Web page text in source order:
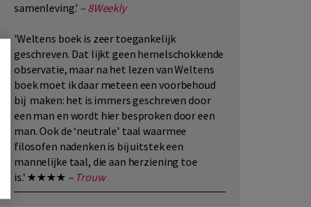
samenleving.' – 8Weekly
'Weltens boek is zeer toegankelijk
geschreven. Dat lijkt geen hemelschokkende
observatie, maar na het lezen van Weltens
boek moet ik daar meteen een voorbehoud
bij maken: het is immers geschreven door
een man en wordt hier besproken door een
man. Ook de ‘neutrale’ taal waarmee
filosofen nadenken is bij uitstek een
mannelijke taal, die aan herziening toe
is.' ★★★★ – Trouw